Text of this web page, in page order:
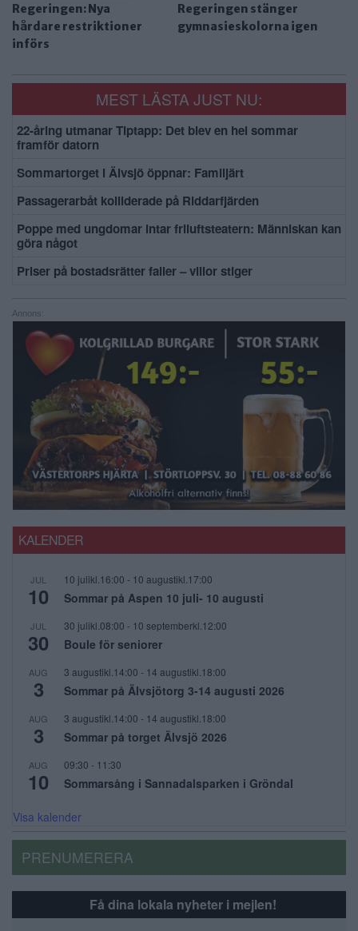
Regeringen: Nya
hårdare restriktioner
införs
Regeringen stänger
gymnasieskolorna igen
MEST LÄSTA JUST NU:
22-åring utmanar Tiptapp: Det blev en hel sommar
framför datorn
Sommartorget i Älvsjö öppnar: Familjärt
Passagerarbåt kolliderade på Riddarfjärden
Poppe med ungdomar intar friluftsteatern: Människan kan
göra något
Priser på bostadsrätter faller – villor stiger
Annons:
KALENDER
JUL
10
10 julikl.16:00 - 10 augustikl.17:00
Sommar på Aspen 10 juli- 10 augusti
JUL
30
30 julikl.08:00 - 10 septemberkl.12:00
Boule för seniorer
AUG
3
3 augustikl.14:00 - 14 augustikl.18:00
Sommar på Älvsjötorg 3-14 augusti 2026
AUG
3
3 augustikl.14:00 - 14 augustikl.18:00
Sommar på torget Älvsjö 2026
AUG
10
09:30 - 11:30
Sommarsång i Sannadalsparken i Gröndal
Visa kalender
PRENUMERERA
Få dina lokala nyheter i mejlen!